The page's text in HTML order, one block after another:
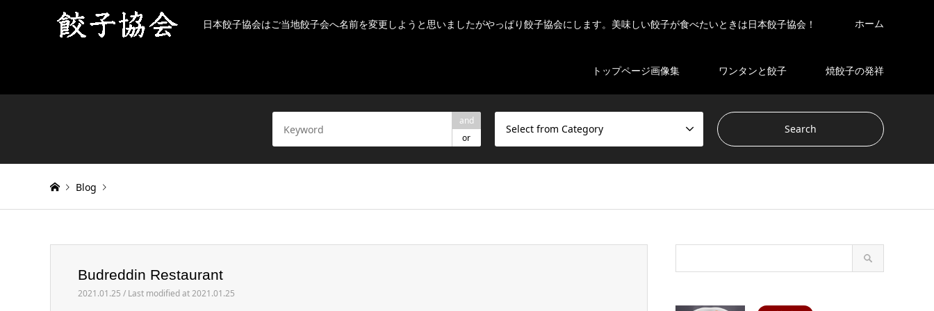
日本餃子協会はご当地餃子会へ名前を変更しようと思いましたがやっぱり餃子協会にします。美味しい餃子が食べたいときは日本餃子協会！ ホーム
トップページ画像集 ワンタンと餃子 焼餃子の発祥
and
or
Select from Category
Blog
Budreddin Restaurant
Budreddin Restaurant
2021.01.25 / Last modified at 2021.01.25